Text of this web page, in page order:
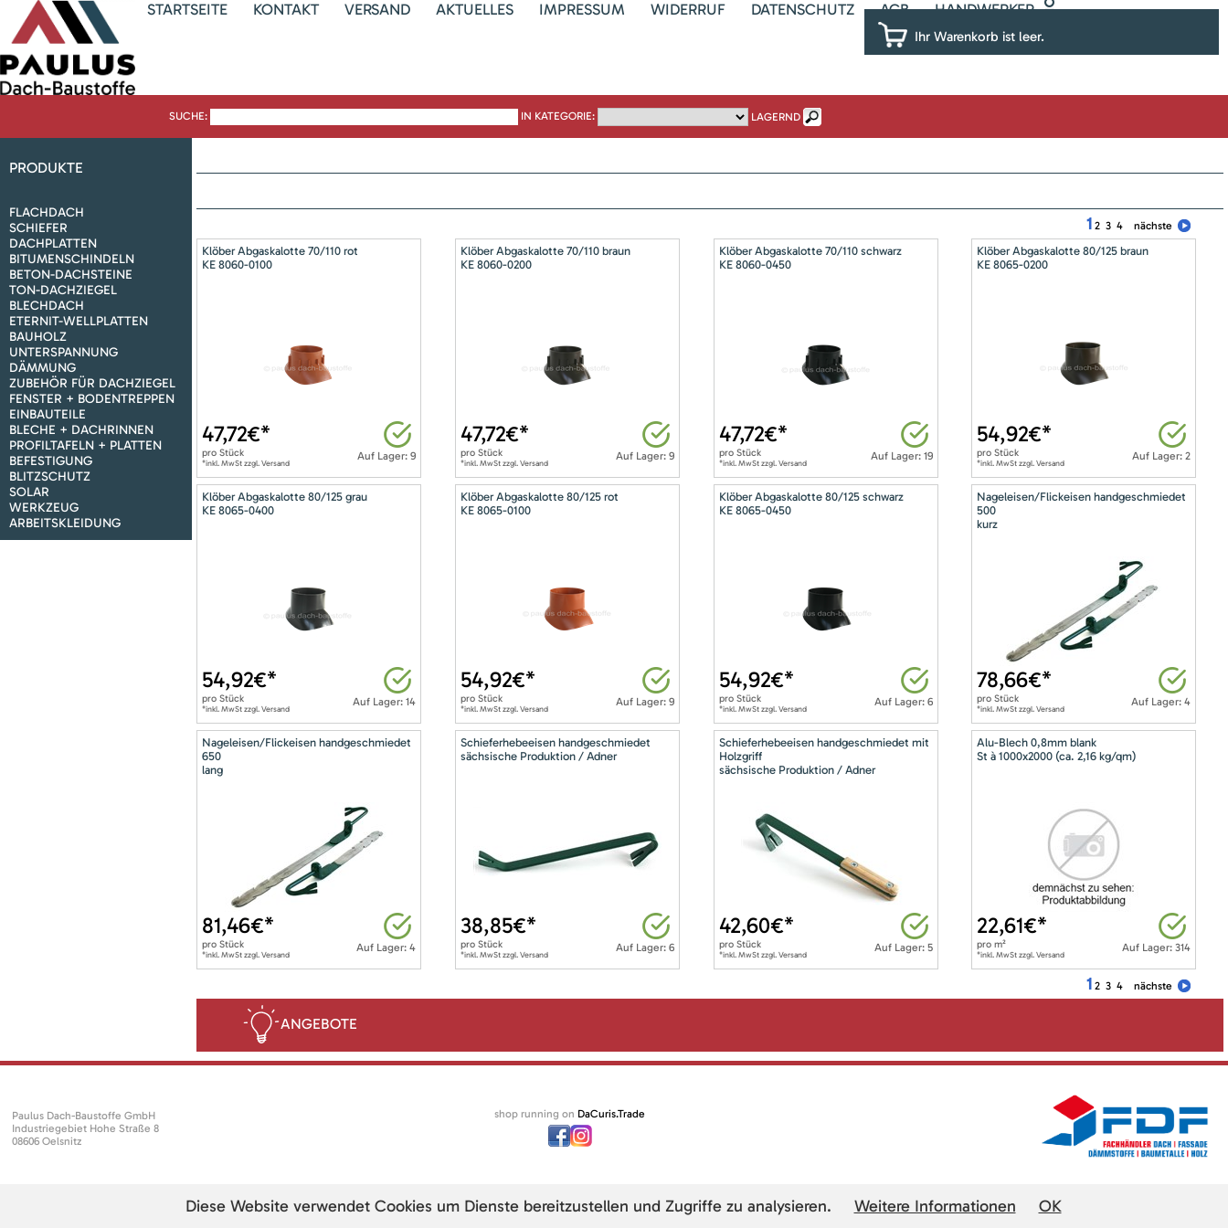
STARTSEITE KONTAKT VERSAND AKTUELLES IMPRESSUM WIDERRUF DATENSCHUTZ AGB HANDWERKER
Ihr Warenkorb ist leer.
SUCHE: IN KATEGORIE: LAGERND
PRODUKTE
FLACHDACH
SCHIEFER
DACHPLATTEN
BITUMENSCHINDELN
BETON-DACHSTEINE
TON-DACHZIEGEL
BLECHDACH
ETERNIT-WELLPLATTEN
BAUHOLZ
UNTERSPANNUNG
DÄMMUNG
ZUBEHÖR FÜR DACHZIEGEL
FENSTER + BODENTREPPEN
EINBAUTEILE
BLECHE + DACHRINNEN
PROFILTAFELN + PLATTEN
BEFESTIGUNG
BLITZSCHUTZ
SOLAR
WERKZEUG
ARBEITSKLEIDUNG
1 2 3 4 nächste
Klöber Abgaskalotte 70/110 rot
KE 8060-0100
Auf Lager: 9
47,72€*
pro Stück
*inkl. MwSt zzgl. Versand
Klöber Abgaskalotte 70/110 braun
KE 8060-0200
Auf Lager: 9
47,72€*
pro Stück
*inkl. MwSt zzgl. Versand
Klöber Abgaskalotte 70/110 schwarz
KE 8060-0450
Auf Lager: 19
47,72€*
pro Stück
*inkl. MwSt zzgl. Versand
Klöber Abgaskalotte 80/125 braun
KE 8065-0200
Auf Lager: 2
54,92€*
proStück
*inkl. MwSt zzgl. Versand
Klöber Abgaskalotte 80/125 grau
KE 8065-0400
Auf Lager: 14
54,92€*
pro Stück
*inkl. MwSt zzgl. Versand
Klöber Abgaskalotte 80/125 rot
KE 8065-0100
Auf Lager: 9
54,92€*
pro Stück
*inkl. MwSt zzgl. Versand
Klöber Abgaskalotte 80/125 schwarz
KE 8065-0450
Auf Lager: 6
54,92€*
pro Stück
*inkl. MwSt zzgl. Versand
Nageleisen/Flickeisen handgeschmiedet
500
kurz
Auf Lager: 4
78,66€*
proStück
*inkl. MwSt zzgl. Versand
Nageleisen/Flickeisen handgeschmiedet
650
lang
Auf Lager: 4
81,46€*
pro Stück
*inkl. MwSt zzgl. Versand
Schieferhebeeisen handgeschmiedet
sächsische Produktion / Adner
Auf Lager: 6
38,85€*
pro Stück
*inkl. MwSt zzgl. Versand
Schieferhebeeisen handgeschmiedet mit
Holzgriff
sächsische Produktion / Adner
Auf Lager: 5
42,60€*
pro Stück
*inkl. MwSt zzgl. Versand
Alu-Blech 0,8mm blank
St à 1000x2000 (ca. 2,16 kg/qm)
Auf Lager: 314
22,61€*
prom²
*inkl. MwSt zzgl. Versand
1 2 3 4 nächste
ANGEBOTE
Paulus Dach-Baustoffe GmbH
Industriegebiet Hohe Straße 8
08606 Oelsnitz
shop running on DaCuris.Trade
Diese Website verwendet Cookies um Dienste bereitzustellen und Zugriffe zu analysieren. Weitere Informationen OK